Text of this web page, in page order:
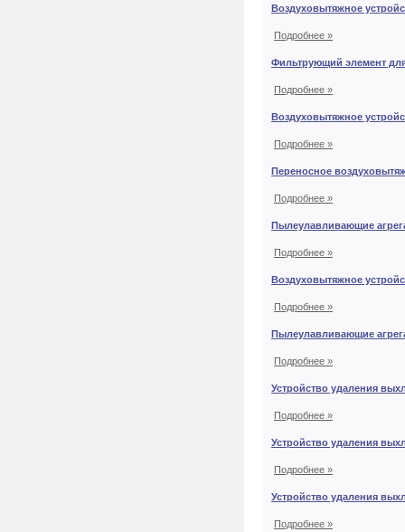
Воздуховытяжное
Подробнее »
Фильтрующий элемент
Подробнее »
Воздуховытяжное
Подробнее »
Переносное
Подробнее »
Пылеулавливающие
Подробнее »
Воздуховытяжное
Подробнее »
Пылеулавливающие
Подробнее »
Устройство удаления
Подробнее »
Устройство удаления
Подробнее »
Устройство удаления
Подробнее »